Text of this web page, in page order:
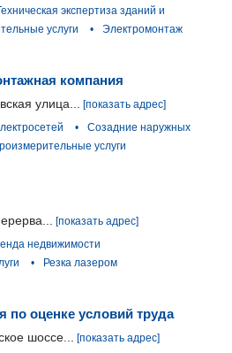
экспертиза зданий и
услуги •
Электромонтаж
компания
улица...
[показать адрес]
•
Созадние наружных
услуги
[показать адрес]
недвижимости
•
Резка лазером
по оценке условий труда
шоссе...
[показать адрес]